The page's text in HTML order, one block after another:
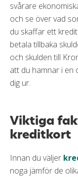
svårare
och se över vad
du skaffar ett
betala tillbaka
och skulden till
att du hamnar i en
dig ur.
Viktiga
kreditkort
Innan du väljer
noga jämför de